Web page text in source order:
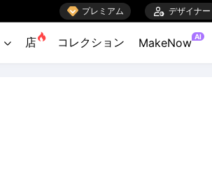
 プレミアム  デザイナー
 店 コレクション MakeNow AI